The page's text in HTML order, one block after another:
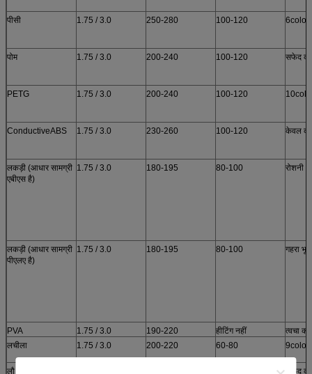
पीसी 1.75 / 3.0 250-280 100-120
पोम 1.75 / 3.0 200-240 100-120 सफेद
PETG 1.75 / 3.0 200-240 100-120
ConductiveABS 1.75 / 3.0 230-260 100-120 केवल
लकड़ी (आधार सामग्री
एबीएस है)
1.75 / 3.0 180-195 80-100 रोशनी
लकड़ी (आधार सामग्री
पीएलए है)
1.75 / 3.0 180-195 80-100 गहरा भूरा
PVA 1.75 / 3.0 190-220 हीटिंग नहीं
त्वचा का
लचीला
1.75 / 3.0 200-220 60-80
लौ retardant सफेद